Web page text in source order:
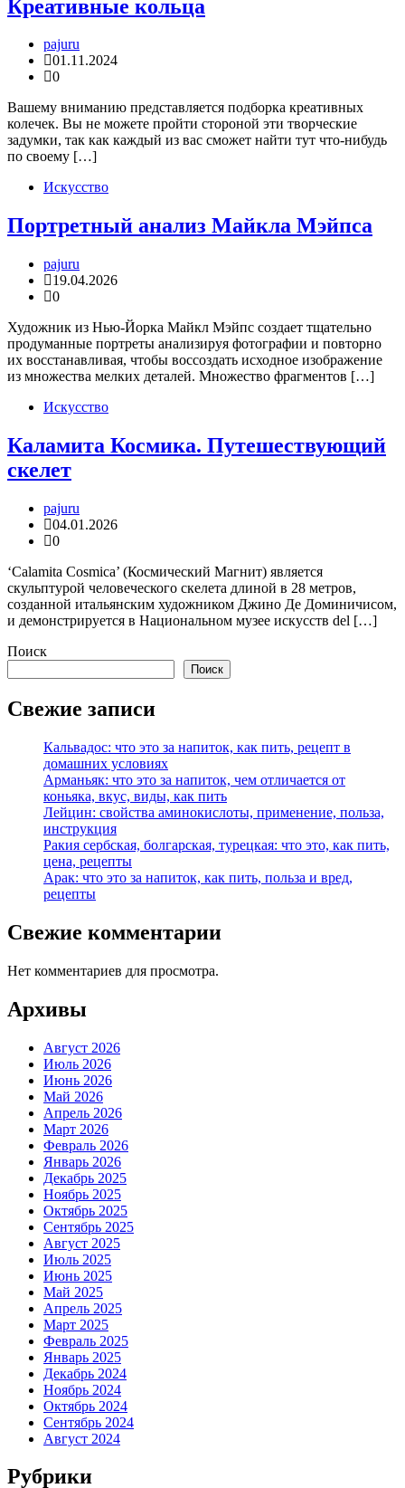
Креативные кольца
pajuru
01.11.2024
0
Вашему вниманию представляется подборка креативных
колечек. Вы не можете пройти стороной эти творческие
задумки, так как каждый из вас сможет найти тут что-нибудь
по своему […]
Искусство
Портретный анализ Майкла Мэйпса
pajuru
19.04.2026
0
Художник из Нью-Йорка Майкл Мэйпс создает тщательно
продуманные портреты анализируя фотографии и повторно
их восстанавливая, чтобы воссоздать исходное изображение
из множества мелких деталей. Множество фрагментов […]
Искусство
Каламита Космика. Путешествующий
скелет
pajuru
04.01.2026
0
‘Calamita Cosmica’ (Космический Магнит) является
скульптурой человеческого скелета длиной в 28 метров,
созданной итальянским художником Джино Де Доминичисом,
и демонстрируется в Национальном музее искусств del […]
Поиск
Поиск
Свежие записи
Кальвадос: что это за напиток, как пить, рецепт в
домашних условиях
Арманьяк: что это за напиток, чем отличается от
коньяка, вкус, виды, как пить
Лейцин: свойства аминокислоты, применение, польза,
инструкция
Ракия сербская, болгарская, турецкая: что это, как пить,
цена, рецепты
Арак: что это за напиток, как пить, польза и вред,
рецепты
Свежие комментарии
Нет комментариев для просмотра.
Архивы
Август 2026
Июль 2026
Июнь 2026
Май 2026
Апрель 2026
Март 2026
Февраль 2026
Январь 2026
Декабрь 2025
Ноябрь 2025
Октябрь 2025
Сентябрь 2025
Август 2025
Июль 2025
Июнь 2025
Май 2025
Апрель 2025
Март 2025
Февраль 2025
Январь 2025
Декабрь 2024
Ноябрь 2024
Октябрь 2024
Сентябрь 2024
Август 2024
Рубрики